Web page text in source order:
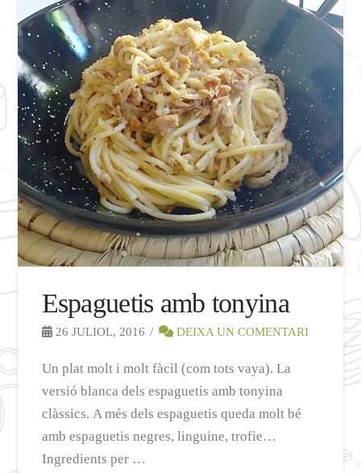
Espaguetis amb tonyina
26 JULIOL, 2016 DEIXA UN COMENTARI
Un plat molt i molt fàcil (com tots vaya). La
versió blanca dels espaguetis amb tonyina
clàssics. A més dels espaguetis queda molt bé
amb espaguetis negres, linguine, trofie…
Ingredients per …